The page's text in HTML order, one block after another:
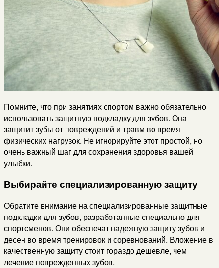
Помните, что при занятиях спортом важно обязательно
использовать защитную подкладку для зубов. Она
защитит зубы от повреждений и травм во время
физических нагрузок. Не игнорируйте этот простой, но
очень важный шаг для сохранения здоровья вашей
улыбки.
Выбирайте специализированную защиту
Обратите внимание на специализированные защитные
подкладки для зубов, разработанные специально для
спортсменов. Они обеспечат надежную защиту зубов и
десен во время тренировок и соревнований. Вложение в
качественную защиту стоит гораздо дешевле, чем
лечение поврежденных зубов.